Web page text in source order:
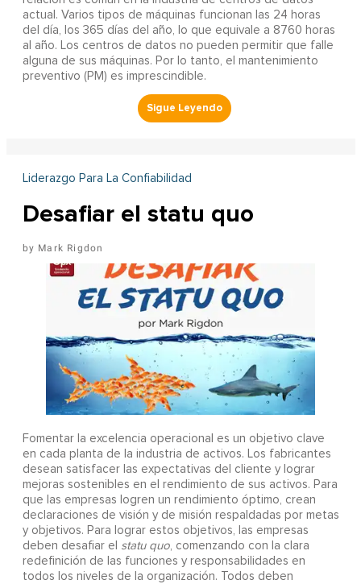
actual. Varios tipos de máquinas funcionan las 24 horas
del día, los 365 días del año, lo que equivale a 8760 horas
al año. Los centros de datos no pueden permitir que falle
alguna de sus máquinas. Por lo tanto, el mantenimiento
preventivo (PM) es imprescindible.
Liderazgo Para La Confiabilidad
Desafiar el statu quo
Mark Rigdon
Fomentar la excelencia operacional es un objetivo clave
en cada planta de la industria de activos. Los fabricantes
desean satisfacer las expectativas del cliente y lograr
mejoras sostenibles en el rendimiento de sus activos. Para
que las empresas logren un rendimiento óptimo, crean
declaraciones de visión y de misión respaldadas por metas
y objetivos. Para lograr estos objetivos, las empresas
deben desafiar el statu quo, comenzando con la clara
redefinición de las funciones y responsabilidades en
todos los niveles de la organización. Todos deben